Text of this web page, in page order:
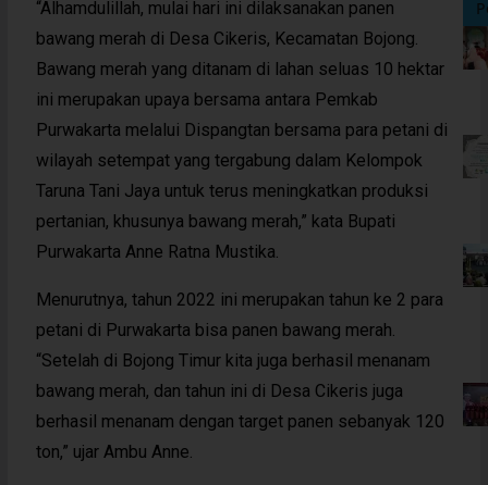
“Alhamdulillah, mulai hari ini dilaksanakan panen
bawang merah di Desa Cikeris, Kecamatan Bojong.
Bawang merah yang ditanam di lahan seluas 10 hektar
ini merupakan upaya bersama antara Pemkab
Purwakarta melalui Dispangtan bersama para petani di
wilayah setempat yang tergabung dalam Kelompok
Taruna Tani Jaya untuk terus meningkatkan produksi
pertanian, khusunya bawang merah,” kata Bupati
Purwakarta Anne Ratna Mustika.
Menurutnya, tahun 2022 ini merupakan tahun ke 2 para
petani di Purwakarta bisa panen bawang merah.
“Setelah di Bojong Timur kita juga berhasil menanam
bawang merah, dan tahun ini di Desa Cikeris juga
berhasil menanam dengan target panen sebanyak 120
ton,” ujar Ambu Anne.